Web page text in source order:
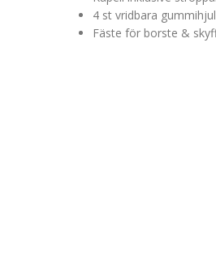
4 st vridbara gummihjul
Fäste för borste &